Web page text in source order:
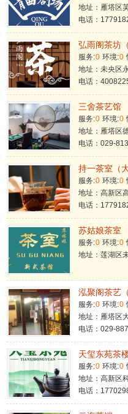
地址：雁塔区
电话：
弘雨阁茶坊
服务:0 环境:0
地址：未央区
电话：
三舍茶艺馆
服务:0 环境:0
地址：雁塔区
电话：029-
持一茶室（
服务:0 环境:0
地址：高新区
电话：
苏姑娘茶室
服务:0 环境:0
地址：莲湖区
泓聚阁茶艺
服务:0 环境:0
地址：雁塔区
电话：029-
天玺东苑茶
服务:0 环境:0
地址：高新区
电话：